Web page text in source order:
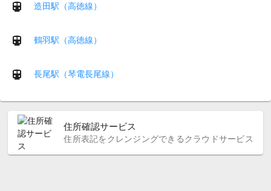
造田駅（高徳線）
鶴羽駅（高徳線）
長尾駅（琴電長尾線）
住所確認サービス
住所表記をクレンジングできるクラウドサービス